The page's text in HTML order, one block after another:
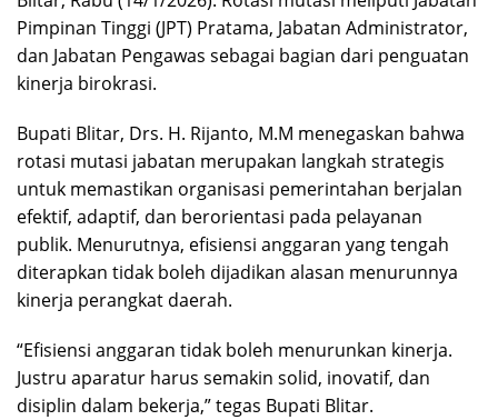
Pimpinan Tinggi (JPT) Pratama, Jabatan Administrator,
dan Jabatan Pengawas sebagai bagian dari penguatan
kinerja birokrasi.
Bupati Blitar, Drs. H. Rijanto, M.M menegaskan bahwa
rotasi mutasi jabatan merupakan langkah strategis
untuk memastikan organisasi pemerintahan berjalan
efektif, adaptif, dan berorientasi pada pelayanan
publik. Menurutnya, efisiensi anggaran yang tengah
diterapkan tidak boleh dijadikan alasan menurunnya
kinerja perangkat daerah.
“Efisiensi anggaran tidak boleh menurunkan kinerja.
Justru aparatur harus semakin solid, inovatif, dan
disiplin dalam bekerja,” tegas Bupati Blitar.